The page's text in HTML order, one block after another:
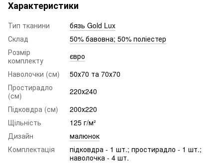
Характеристики
Тип тканини
бязь Gold Lux
Склад
50% бавовна; 50% поліестер
Розмір
комплекту
євро
Наволочки (см)
50х70 та 70х70
Простирадло
(см)
220х240
Підковдра (см)
200х220
Щільність
125 г/м²
Дизайн
малюнок
Комплектація
підковдра - 1 шт.; простирадло - 1 шт.;
наволочка - 4 шт.